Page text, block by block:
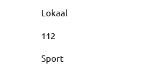
Lokaal
112
Sport